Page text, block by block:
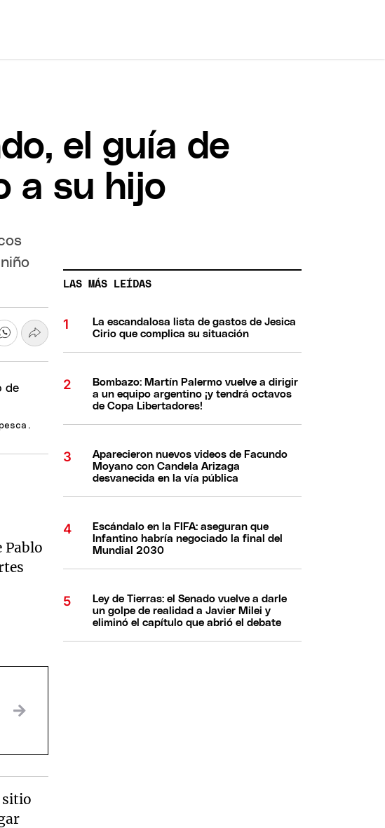
el guía de
a su hijo
Pablo
sitio
LAS MÁS LEÍDAS
La escandalosa lista de gastos de Jesica
Cirio que complica su situación
Bombazo: Martín Palermo vuelve a dirigir
a un equipo argentino ¡y tendrá octavos
de Copa Libertadores!
Aparecieron nuevos videos de Facundo
Moyano con Candela Arizaga
desvanecida en la vía pública
Escándalo en la FIFA: aseguran que
Infantino habría negociado la final del
Mundial 2030
Ley de Tierras: el Senado vuelve a darle
un golpe de realidad a Javier Milei y
eliminó el capítulo que abrió el debate